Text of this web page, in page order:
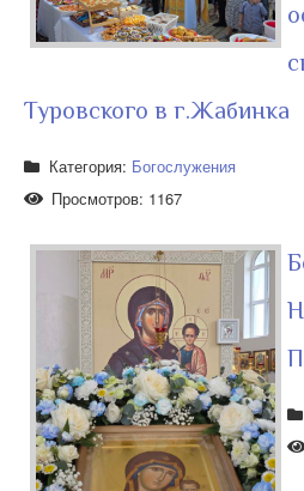
Туровского в г.Жабинка
Категория: Богослужения
Просмотров: 1167